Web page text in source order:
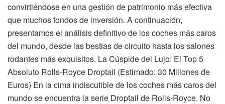
convirtiéndose en una gestión de patrimonio más efectiva
que muchos fondos de inversión. A continuación,
presentamos el análisis definitivo de los coches más caros
del mundo, desde las bestias de circuito hasta los salones
rodantes más exquisitos. La Cúspide del Lujo: El Top 5
Absoluto Rolls-Royce Droptail (Estimado: 30 Millones de
Euros) En la cima indiscutible de los coches más caros del
mundo se encuentra la serie Droptail de Rolls-Royce. No